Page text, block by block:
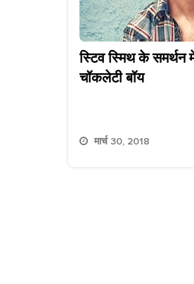
स्टिव स्मिथ के समर्थन
चॉकलेटी बॉय
मार्च 30, 2018